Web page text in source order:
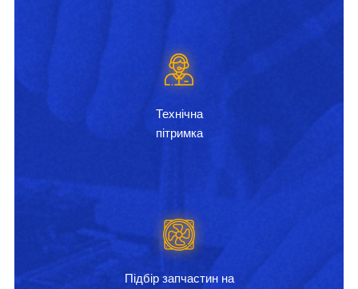
Технічна
пітримка
Підбір запчастин на